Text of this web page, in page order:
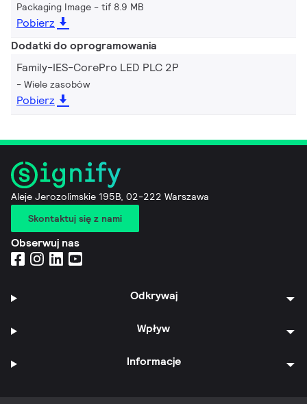
Packaging Image tif 8.9 MB
Pobierz
Dodatki do oprogramowania
Family-IES-CorePro LED PLC 2P
Wiele zasobów
Pobierz
Aleje Jerozolimskie 195B, 02-222 Warszawa
Skontaktuj się z nami
Obserwuj nas
Odkrywaj
Wpływ
Informacje